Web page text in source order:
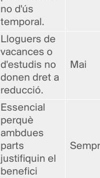
no d'ús
temporal.
Lloguers de
vacances o
d'estudis no
donen dret a
reducció.
Mai
Essencial
perquè
ambdues
parts
justifiquin el
benefici